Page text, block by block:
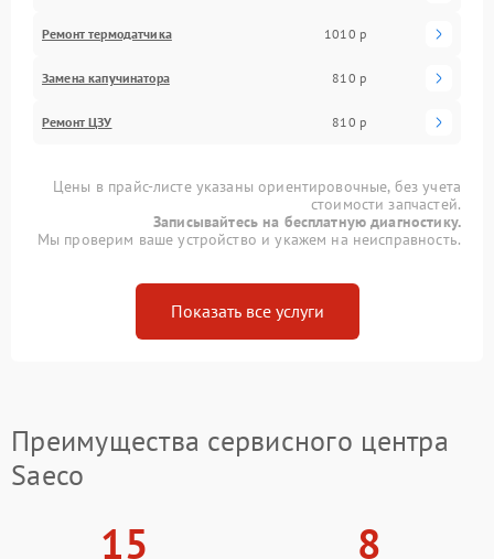
Ремонт термодатчика 1010 р
Замена капучинатора 810 р
Ремонт ЦЗУ 810 р
Цены в прайс-листе указаны ориентировочные, без учета
стоимости запчастей.
Записывайтесь на бесплатную диагностику.
Мы проверим ваше устройство и укажем на неисправность.
Показать все услуги
Преимущества сервисного центра
Saeco
15 8